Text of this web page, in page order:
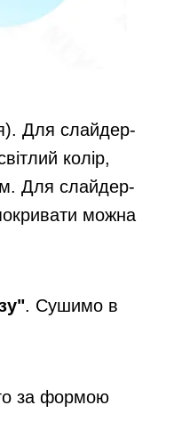
Для слайдер-
колір,
Для слайдер-
можна
. Сушимо в
за формою